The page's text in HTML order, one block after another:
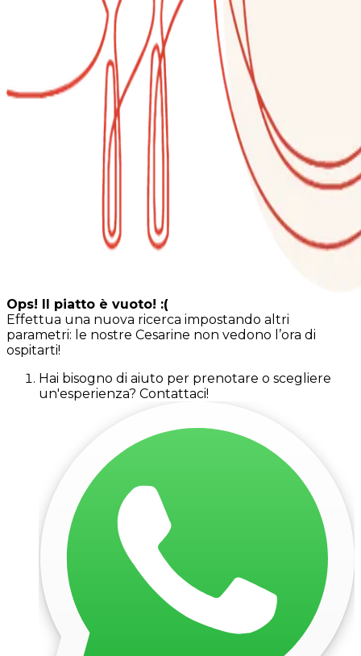
Ops! Il piatto è vuoto! :(
Effettua una nuova ricerca impostando altri
parametri: le nostre Cesarine non vedono l’ora di
ospitarti!
Hai bisogno di aiuto per prenotare o scegliere
un'esperienza? Contattaci!